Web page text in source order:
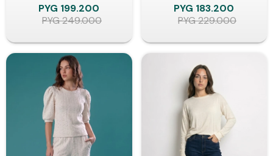
PYG 199.200
PYG249.000
PYG 183.200
PYG229.000